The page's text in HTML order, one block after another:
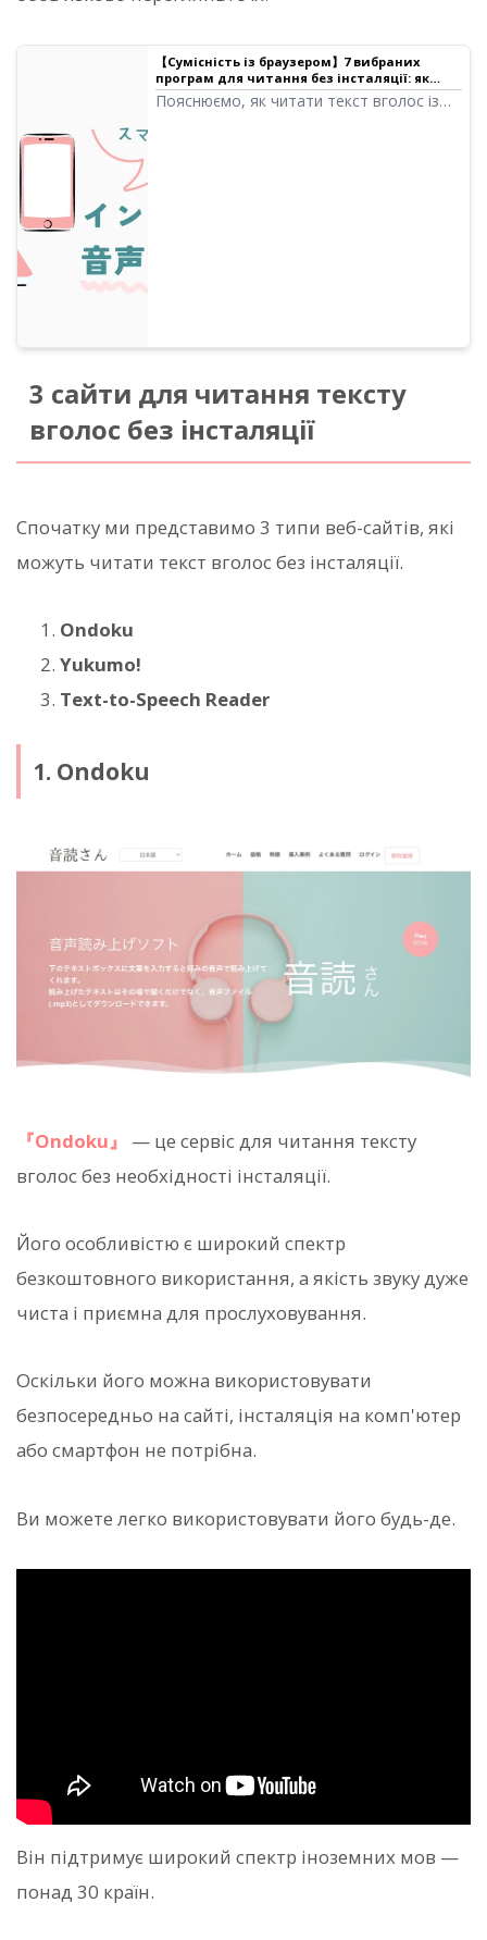
【Сумісність із браузером】7 вибраних
програм для читання без інсталяції: як
використовувати та рекомендовані
сервіси｜Програма для читання тексту
Пояснюємо, як читати текст вголос із
3 сайти для читання тексту
вголос без інсталяції
Спочатку ми представимо 3 типи веб-сайтів, які
можуть читати текст вголос без інсталяції.
Ondoku
Yukumo!
Text-to-Speech Reader
1. Ondoku
『Ondoku』
— це сервіс для читання тексту
вголос без необхідності інсталяції.
Його особливістю є широкий спектр
безкоштовного використання, а якість звуку дуже
чиста і приємна для прослуховування.
Оскільки його можна використовувати
безпосередньо на сайті, інсталяція на комп'ютер
або смартфон не потрібна.
Ви можете легко використовувати його будь-де.
Він підтримує широкий спектр іноземних мов —
понад 30 країн.